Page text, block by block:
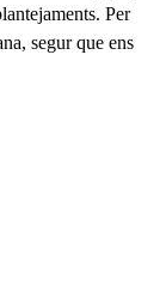
Per
segur que ens